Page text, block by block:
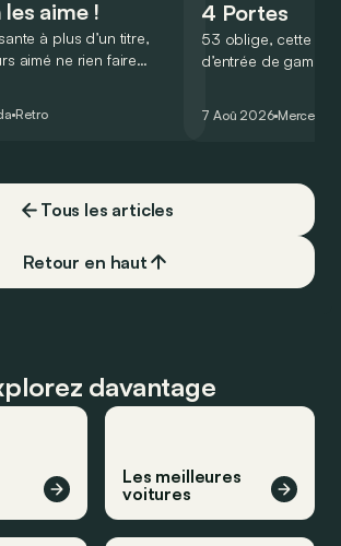
aime !
à plus d’un titre,
aimé ne rien faire
manières…
Retro
4 Portes
53 oblige, cette
d’entrée de
moins…
7 Aoû 2026 Mercedes
Tous les articles
Retour en haut
davantage
Les meilleures
voitures